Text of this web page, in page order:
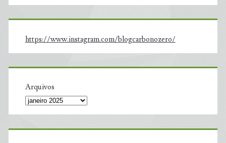
https://www.instagram.com/blogcarbonozero/
Arquivos